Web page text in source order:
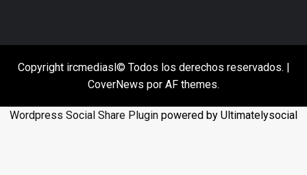
Copyright ircmediasl© Todos los derechos reservados.
CoverNews por AF themes.
Wordpress Social Share Plugin powered by Ultimatelysocial